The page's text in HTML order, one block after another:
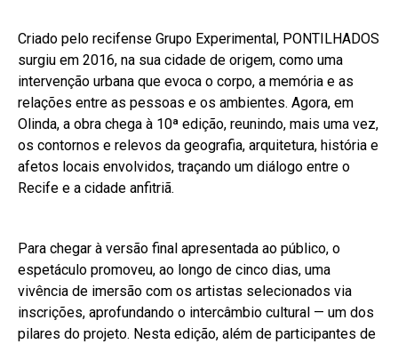
Criado pelo recifense Grupo Experimental, PONTILHADOS
surgiu em 2016, na sua cidade de origem, como uma
intervenção urbana que evoca o corpo, a memória e as
relações entre as pessoas e os ambientes. Agora, em
Olinda, a obra chega à 10ª edição, reunindo, mais uma vez,
os contornos e relevos da geografia, arquitetura, história e
afetos locais envolvidos, traçando um diálogo entre o
Recife e a cidade anfitriã.
Para chegar à versão final apresentada ao público, o
espetáculo promoveu, ao longo de cinco dias, uma
vivência de imersão com os artistas selecionados via
inscrições, aprofundando o intercâmbio cultural — um dos
pilares do projeto. Nesta edição, além de participantes de